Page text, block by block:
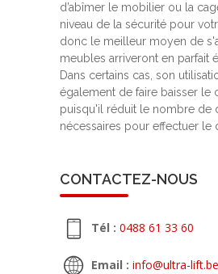
d’abîmer le mobilier ou la
niveau de la sécurité pour
donc le meilleur moyen de
meubles arriveront en parfait
Dans certains cas, son
également de faire baisser le
puisqu'il réduit le nombre de
nécessaires pour effectuer le
CONTACTEZ-NOUS
Tél : 0488 61 33 60
Email : info@ultra-lift.be